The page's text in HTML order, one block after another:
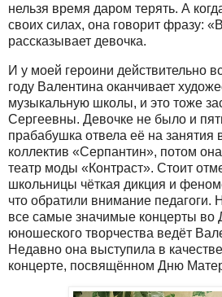
нельзя время даром терять. А
своих силах, она говорит фразу:
рассказывает девочка.
И у моей героини действительно
году Валентина оканчивает
музыкальную школы, и это тоже
Сергеевны. Девочке не было и
прабабушка отвела её на занятия
коллектив «Серпантин», потом
театр моды «Контраст». Стоит
школьницы чёткая дикция и
что обратили внимание педагоги.
все самые значимые концерты во
юношеского творчества ведёт
Недавно она выступила в
концерте, посвящённом Дню